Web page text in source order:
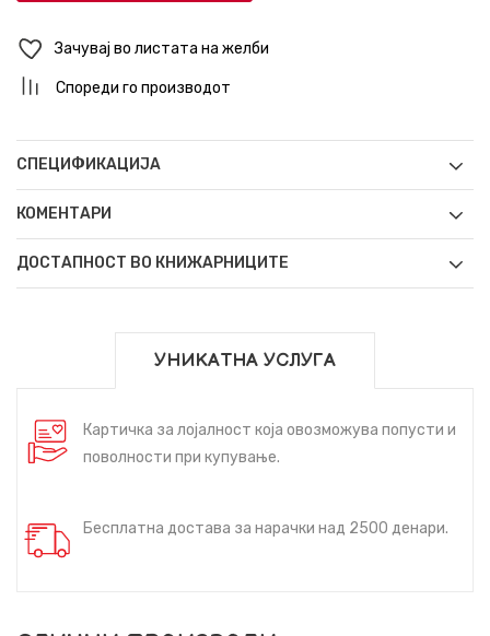
Зачувај во листата на желби
Спореди го производот
СПЕЦИФИКАЦИЈА
КОМЕНТАРИ
ДОСТАПНОСТ ВО КНИЖАРНИЦИТЕ
УНИКАТНА УСЛУГА
Картичка за лојалност која овозможува попусти и
поволности при купување.
Бесплатна достава за нарачки над 2500 денари.